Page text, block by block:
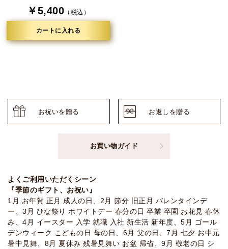
￥5,400 （税込）
カートに入れる
お祝いを贈る お返しを贈る
お買い物ガイド
よくご利用いただくシーン
『季節のギフト、お祝い』
1月 お年賀 正月 成人の日、2月 節分 旧正月 バレンタインデ
ー、3月 ひな祭り ホワイトデー 春分の日 卒業 卒園 お花見 春休
み、4月 イースター 入学 就職 入社 新生活 新年度、5月 ゴール
デンウィーク こどもの日 母の日、6月 父の日、7月 七夕 お中元
暑中見舞、8月 夏休み 残暑見舞い お盆 帰省、9月 敬老の日 シ